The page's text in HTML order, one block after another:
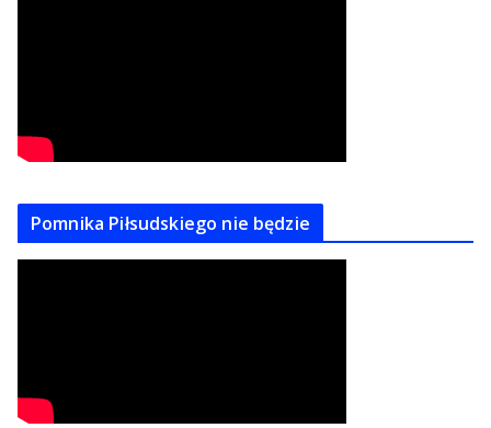
Pomnika Piłsudskiego nie będzie